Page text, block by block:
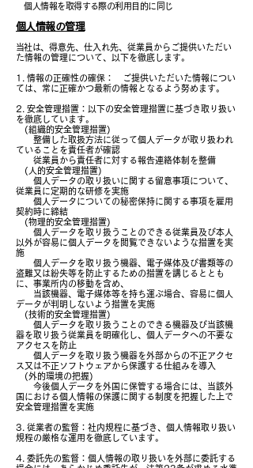
個人情報を取得する際の利用目的に同じ
個人情報の管理
当社は 、得意先、仕入れ先、従業員からご提供いただい
た情報の管理について、以下を徹底します。
1. 情報の正確性の確保： ご提供いただいた情報につい
ては、常に正確かつ最新の情報となるよう努めます。
2. 安全管理措置：以下の安全管理措置に基づき取り扱い
を徹底しています。
(組織的安全管理措置)
整備した取扱方法に従って個人データが取り扱われ
ていることを責任者が確認
従業員から責任者に対する報告連絡体制を整備
(人的安全管理措置)
個人データの取り扱いに関する留意事項について、
従業員に定期的な研修を実施
個人データについての秘密保持に関する事項を雇用
契約時に締結
(物理的安全管理措置)
個人データを取り扱うことのできる従業員及び本人
以外が容易に個人データを閲覧できないような措置を実
施
個人データを取り扱う機器、電子媒体及び書類等の
盗難又は紛失等を防止するための措置を講じるととも
に、事業所内の移動を含め、
当該機器、電子媒体等を持ち運ぶ場合、容易に個人
データが判明しないよう措置を実施
(技術的安全管理措置)
個人データを取り扱うことのできる機器及び当該機
器を取り扱う従業員を明確化し、個人データへの不要な
アクセスを防止
個人データを取り扱う機器を外部からの不正アクセ
ス又は不正ソフトウェアから保護する仕組みを導入
(外的環境の把握)
今後個人データを外国に保管する場合には、当該外
国における個人情報の保護に関する制度を把握した上で
安全管理措置を実施
3. 従業者の監督：社内規程に基づき、個人情報取り扱い
規程の厳格な運用を徹底しています。
4. 委託先の監督：個人情報の取り扱いを外部に委託する